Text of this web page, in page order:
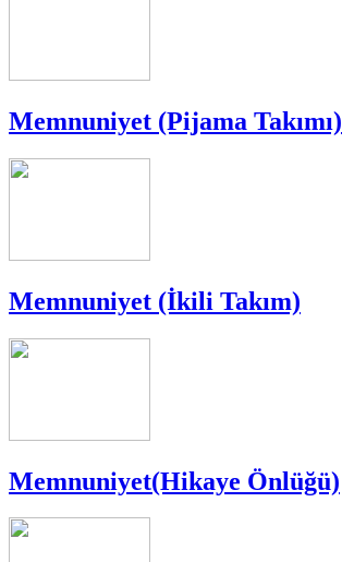
Memnuniyet (Pijama Takımı)
Memnuniyet (İkili Takım)
Memnuniyet(Hikaye Önlüğü)